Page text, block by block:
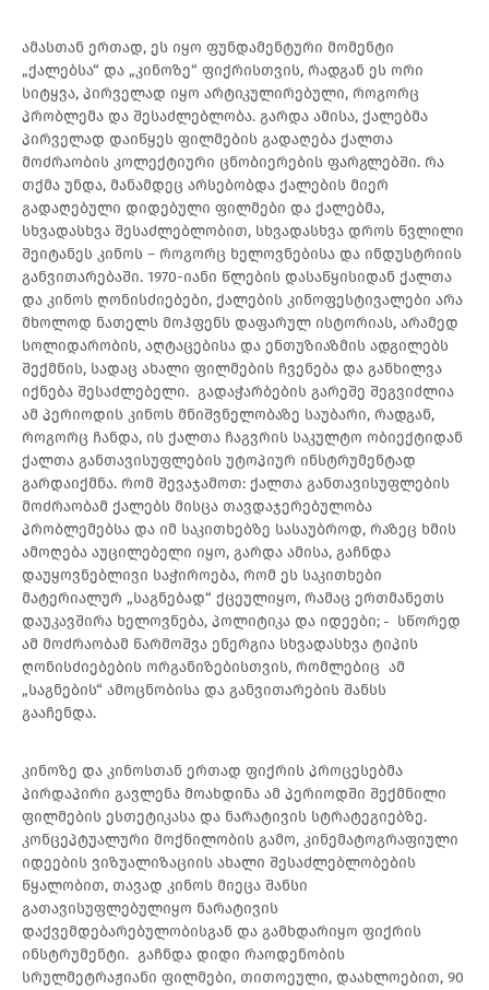
ამასთან ერთად, ეს იყო ფუნდამენტური მომენტი
„ქალებსა“ და „კინოზე“ ფიქრისთვის, რადგან ეს ორი
სიტყვა, პირველად იყო არტიკულირებული, როგორც
პრობლემა და შესაძლებლობა. გარდა ამისა, ქალებმა
პირველად დაიწყეს ფილმების გადაღება ქალთა
მოძრაობის კოლექტიური ცნობიერების ფარგლებში. რა
თქმა უნდა, მანამდეც არსებობდა ქალების მიერ
გადაღებული დიდებული ფილმები და ქალებმა,
სხვადასხვა შესაძლებლობით, სხვადასხვა დროს წვლილი
შეიტანეს კინოს – როგორც ხელოვნებისა და ინდუსტრიის
განვითარებაში. 1970-იანი წლების დასაწყისიდან ქალთა
და კინოს ღონისძიებები, ქალების კინოფესტივალები არა
მხოლოდ ნათელს მოჰფენს დაფარულ ისტორიას, არამედ
სოლიდარობის, აღტაცებისა და ენთუზიაზმის ადგილებს
შექმნის, სადაც ახალი ფილმების ჩვენება და განხილვა
იქნება შესაძლებელი. გადაჭარბების გარეშე შეგვიძლია
ამ პერიოდის კინოს მნიშვნელობაზე საუბარი, რადგან,
როგორც ჩანდა, ის ქალთა ჩაგვრის საკულტო ობიექტიდან
ქალთა განთავისუფლების უტოპიურ ინსტრუმენტად
გარდაიქმნა. რომ შევაჯამოთ: ქალთა განთავისუფლების
მოძრაობამ ქალებს მისცა თავდაჯერებულობა
პრობლემებსა და იმ საკითხებზე სასაუბროდ, რაზეც ხმის
ამოღება აუცილებელი იყო, გარდა ამისა, გაჩნდა
დაუყოვნებლივი საჭიროება, რომ ეს საკითხები
მატერიალურ „საგნებად“ ქცეულიყო, რამაც ერთმანეთს
დაუკავშირა ხელოვნება, პოლიტიკა და იდეები;
სწორედ
ამ მოძრაობამ წარმოშვა ენერგია სხვადასხვა ტიპის
ღონისძიებების ორგანიზებისთვის, რომლებიც ამ
„საგნების“ ამოცნობისა და განვითარების შანსს
გააჩენდა.
კინოზე და კინოსთან ერთად ფიქრის პროცესებმა
პირდაპირი გავლენა მოახდინა ამ პერიოდში შექმნილი
ფილმების ესთეტიკასა და ნარატივის სტრატეგიებზე.
კონცეპტუალური მოქნილობის გამო, კინემატოგრაფიული
იდეების ვიზუალიზაციის ახალი შესაძლებლობების
წყალობით, თავად კინოს მიეცა შანსი
გათავისუფლებულიყო ნარატივის
დაქვემდებარებულობისგან და გამხდარიყო ფიქრის
ინსტრუმენტი. გაჩნდა დიდი რაოდენობის
სრულმეტრაჟიანი ფილმები, თითოეული, დაახლოებით, 90